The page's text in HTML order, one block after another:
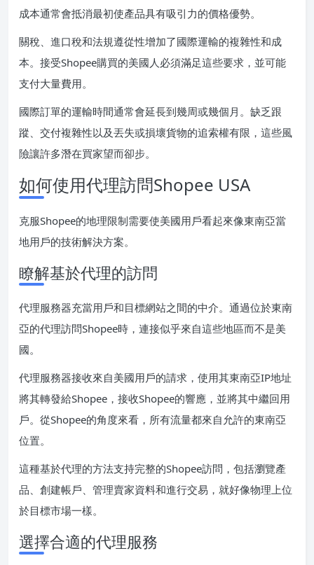
成本通常會抵消最初使產品具有吸引力的價格優勢。
關稅、進口稅和法規遵從性增加了國際運輸的複雜性和成
本。接受Shopee購買的美國人必須滿足這些要求，並可能
支付大量費用。
國際訂單的運輸時間通常會延長到幾周或幾個月。缺乏跟
蹤、交付複雜性以及丟失或損壞貨物的追索權有限，這些風
險讓許多潛在買家望而卻步。
如何使用代理訪問Shopee USA
克服Shopee的地理限制需要使美國用戶看起來像東南亞當
地用戶的技術解決方案。
瞭解基於代理的訪問
代理服務器充當用戶和目標網站之間的中介。通過位於東南
亞的代理訪問Shopee時，連接似乎來自這些地區而不是美
國。
代理服務器接收來自美國用戶的請求，使用其東南亞IP地址
將其轉發給Shopee，接收Shopee的響應，並將其中繼回用
戶。從Shopee的角度來看，所有流量都來自允許的東南亞
位置。
這種基於代理的方法支持完整的Shopee訪問，包括瀏覽產
品、創建帳戶、管理賣家資料和進行交易，就好像物理上位
於目標市場一樣。
選擇合適的代理服務